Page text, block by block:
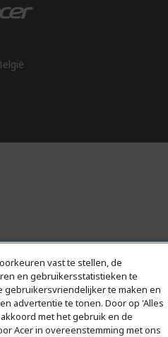
vast te stellen, de
en gebruikersstatistieken te
gebruikersvriendelijker te maken en
advertentie te tonen. Door op 'Alles
met het gebruik en de
Acer in overeenstemming met ons